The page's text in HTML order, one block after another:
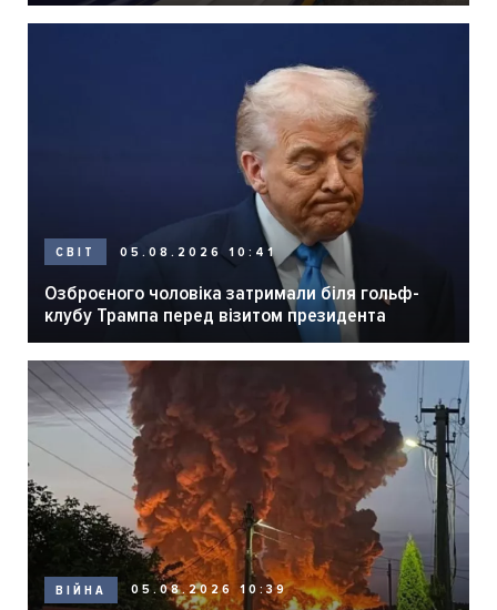
СВІТ 05.08.2026 10:41
Озброєного чоловіка затримали біля гольф-
клубу Трампа перед візитом президента
ВІЙНА 05.08.2026 10:39